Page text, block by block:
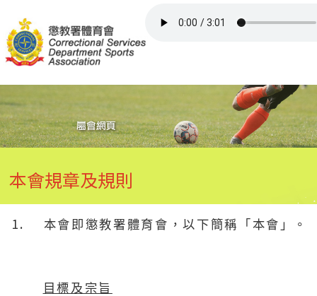
比賽/活動
會所
本會規章及規則
1. 本會即懲教署體育會，以下簡稱「本會」。
目標及宗旨